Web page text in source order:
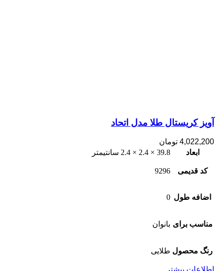
آویز کریستال طلا مدل اتحاد
4,022,200 تومان
ابعاد
39.8 × 2.4 × 2.4 سانتیمتر
کد قدیمی 9296
اضافه طول 0
مناسب برای بانوان
رنگ محصول طلایی